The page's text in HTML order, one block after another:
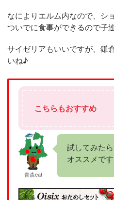
なによりエルム内なので、シ
ついでに食事ができるので子
サイゼリアもいいですが、鎌
いね♪
こちらもおすすめ
青森eat
試してみた
オススメで